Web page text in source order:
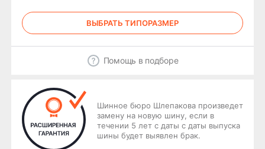
ВЫБРАТЬ ТИПОРАЗМЕР
Помощь в подборе
Шинное бюро Шлепакова произведет
замену на новую шину, если в
течении 5 лет с даты с даты выпуска
шины будет выявлен брак.